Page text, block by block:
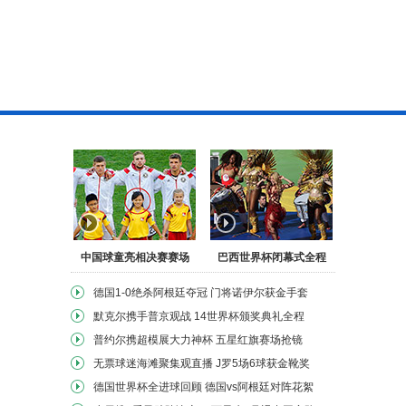
中国球童亮相决赛赛场 巴西世界杯闭幕式全程
德国1-0绝杀阿根廷夺冠 门将诺伊尔获金手套
默克尔携手普京观战 14世界杯颁奖典礼全程
普约尔携超模展大力神杯 五星红旗赛场抢镜
无票球迷海滩聚集观直播 J罗5场6球获金靴奖
德国世界杯全进球回顾 德国vs阿根廷对阵花絮